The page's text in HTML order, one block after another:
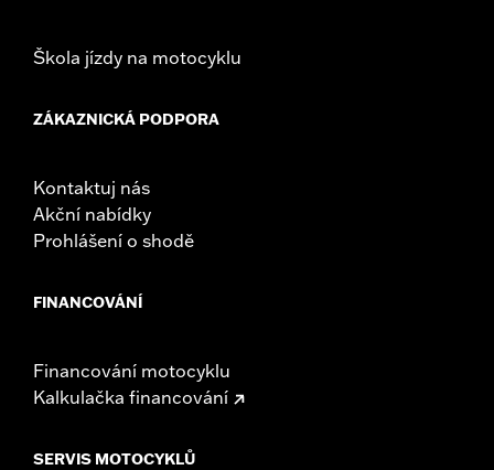
Škola jízdy na motocyklu
ZÁKAZNICKÁ PODPORA
Kontaktuj nás
Akční nabídky
Prohlášení o shodě
FINANCOVÁNÍ
Financování motocyklu
Kalkulačka financování
SERVIS MOTOCYKLŮ